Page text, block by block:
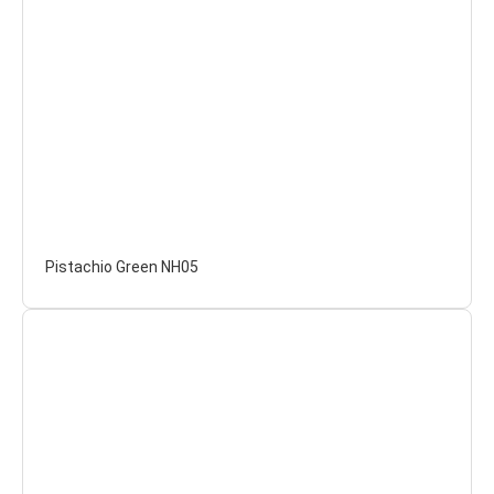
Pistachio Green NH05